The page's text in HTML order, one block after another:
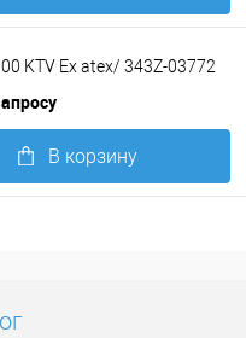
KTV Ex atex/ 343Z-03772
В корзину